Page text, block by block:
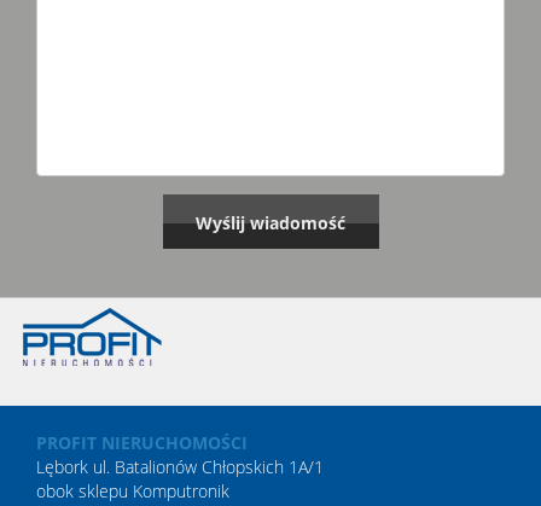
PROFIT NIERUCHOMOŚCI
Lębork ul. Batalionów Chłopskich 1A/1
obok sklepu Komputronik